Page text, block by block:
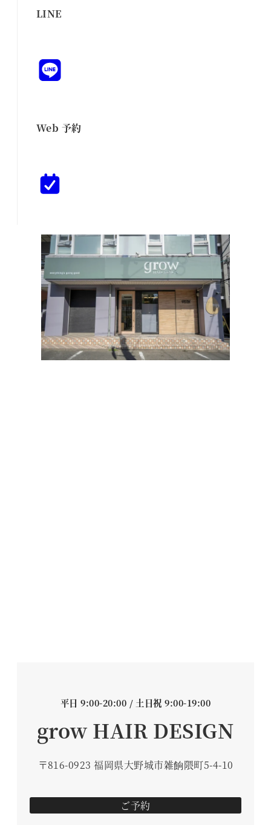
LINE
Web 予約
平日 9:00-20:00 / 土日祝 9:00-19:00
grow HAIR DESIGN
〒816-0923 福岡県大野城市雑餉隈町5-4-10
ご予約